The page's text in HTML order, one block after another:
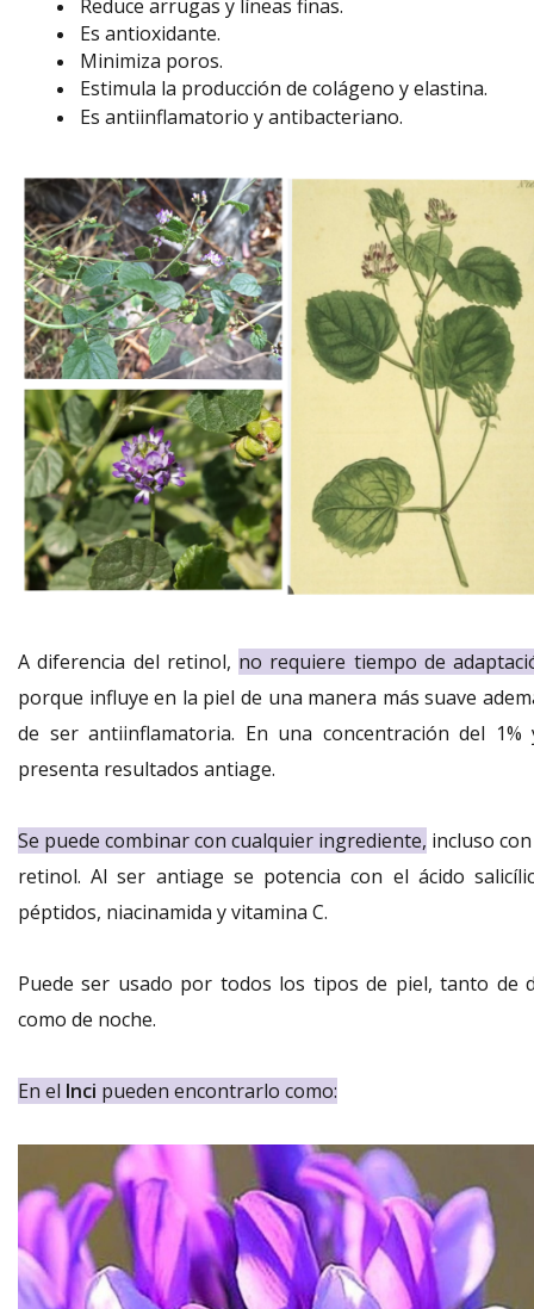
Reduce arrugas y líneas finas.
Es antioxidante.
Minimiza poros.
Estimula la producción de colágeno y elastina.
Es antiinflamatorio y antibacteriano.
A diferencia del retinol, no requiere tiempo de
porque influye en la piel de una manera más suave
de ser antiinflamatoria. En una concentración del 1%
presenta resultados antiage.
Se puede combinar con cualquier ingrediente, incluso
retinol. Al ser antiage se potencia con el ácido
péptidos, niacinamida y vitamina C.
Puede ser usado por todos los tipos de piel, tanto de
como de noche.
En el Inci pueden encontrarlo como: